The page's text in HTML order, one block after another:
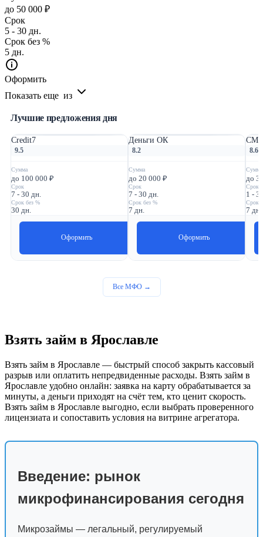
до 50 000 ₽
Срок
5 - 30 дн.
Срок без %
5 дн.
Оформить
Показать еще из
Лучшие предложения дня
Credit7
9.5
Сумма
до 100 000 ₽
Срок
7 - 30 дн.
Срок без %
30 дн.
Оформить
Деньги ОК
8.2
Сумма
до 20 000 ₽
Срок
7 - 30 дн.
Срок без %
7 дн.
Оформить
СМС
8.6
Сумма
до
Срок
1 -
Срок
7 дн.
Все МФО →
Взять займ в Ярославле
Взять займ в Ярославле — быстрый способ закрыть кассовый
разрыв или оплатить непредвиденные расходы. Взять займ в
Ярославле удобно онлайн: заявка на карту обрабатывается за
минуты, а деньги приходят на счёт тем, кто ценит скорость.
Взять займ в Ярославле выгодно, если выбрать проверенного
лицензиата и сопоставить условия на витрине агрегатора.
Введение: рынок
микрофинансирования сегодня
Микрозаймы — легальный, регулируемый